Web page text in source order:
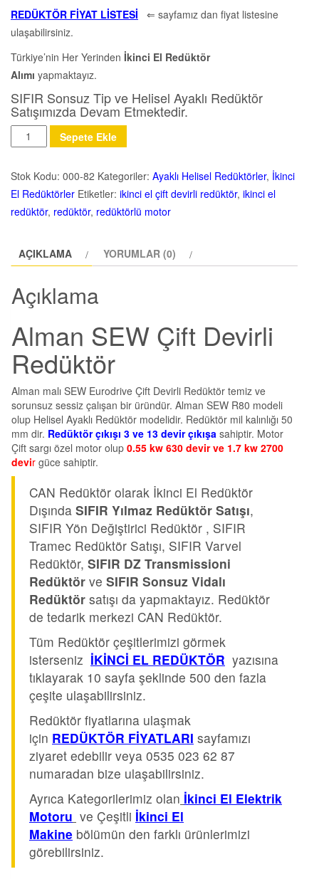
REDÜKTÖR FİYAT LİSTESİ ⇐ sayfamız dan fiyat listesine
ulaşabilirsiniz.
Türkiye’nin Her Yerinden İkinci El Redüktör
Alımı yapmaktayız.
SIFIR Sonsuz Tip ve Helisel Ayaklı Redüktör
Satışımızda Devam Etmektedir.
Miktar Sepete Ekle
Stok Kodu: 000-82 Kategoriler: Ayaklı Helisel Redüktörler, İkinci
El Redüktörler Etiketler: ikinci el çift devirli redüktör, ikinci el
redüktör, redüktör, redüktörlü motor
AÇIKLAMA YORUMLAR (0)
Açıklama
Alman SEW Çift Devirli
Redüktör
Alman malı SEW Eurodrive Çift Devirli Redüktör temiz ve
sorunsuz sessiz çalışan bir üründür. Alman SEW R80 modeli
olup Helisel Ayaklı Redüktör modelidir. Redüktör mil kalınlığı 50
mm dir. Redüktör çıkışı 3 ve 13 devir çıkışa sahiptir. Motor
Çift sargı özel motor olup 0.55 kw 630 devir ve 1.7 kw 2700
devir güce sahiptir.
CAN Redüktör olarak İkinci El Redüktör
Dışında SIFIR Yılmaz Redüktör Satışı,
SIFIR Yön Değiştirici Redüktör , SIFIR
Tramec Redüktör Satışı, SIFIR Varvel
Redüktör, SIFIR DZ Transmissioni
Redüktör ve SIFIR Sonsuz Vidalı
Redüktör satışı da yapmaktayız. Redüktör
de tedarik merkezi CAN Redüktör.
Tüm Redüktör çeşitlerimizi görmek
isterseniz İKİNCİ EL REDÜKTÖR yazısına
tıklayarak 10 sayfa şeklinde 500 den fazla
çeşite ulaşabilirsiniz.
Redüktör fiyatlarına ulaşmak
için REDÜKTÖR FİYATLARI sayfamızı
ziyaret edebilir veya 0535 023 62 87
numaradan bize ulaşabilirsiniz.
Ayrıca Kategorilerimiz olan İkinci El Elektrik
Motoru ve Çeşitli İkinci El
Makine bölümün den farklı ürünlerimizi
görebilirsiniz.